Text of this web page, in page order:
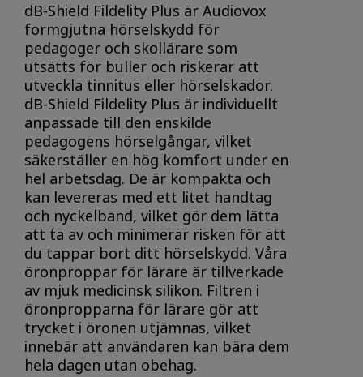
dB-Shield Fildelity Plus är Audiovox
formgjutna hörselskydd för
pedagoger och skollärare som
utsätts för buller och riskerar att
utveckla tinnitus eller hörselskador.
dB-Shield Fildelity Plus är individuellt
anpassade till den enskilde
pedagogens hörselgångar, vilket
säkerställer en hög komfort under en
hel arbetsdag. De är kompakta och
kan levereras med ett litet handtag
och nyckelband, vilket gör dem lätta
att ta av och minimerar risken för att
du tappar bort ditt hörselskydd. Våra
öronproppar för lärare är tillverkade
av mjuk medicinsk silikon. Filtren i
öronpropparna för lärare gör att
trycket i öronen utjämnas, vilket
innebär att användaren kan bära dem
hela dagen utan obehag.